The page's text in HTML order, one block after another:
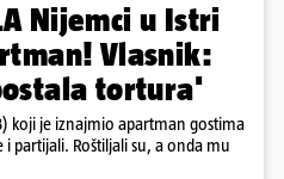
Nijemci u Istri
Vlasnik:
tortura'
koji je iznajmio apartman gostima
partijali. Roštiljali su, a onda mu